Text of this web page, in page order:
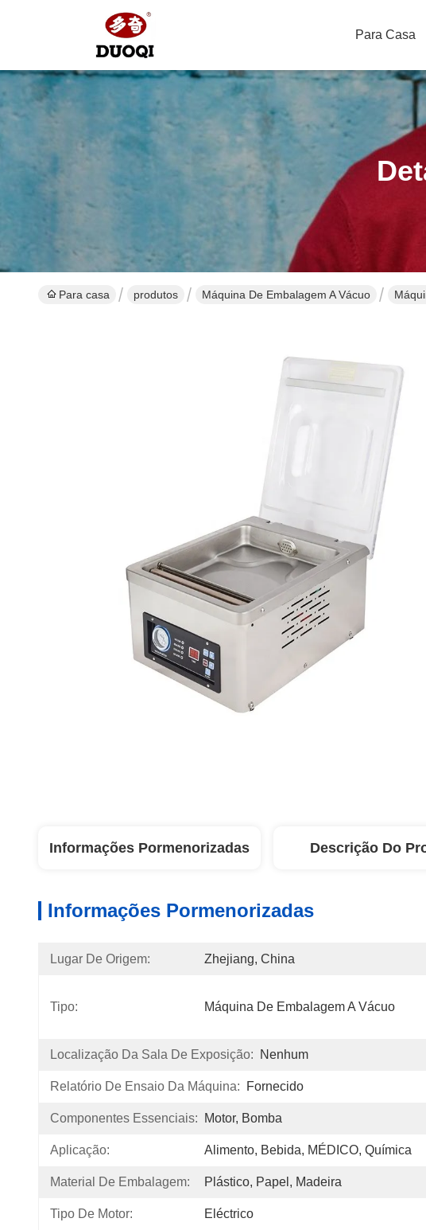
Para Casa
Para casa produtos Máquina De Embalagem A Vácuo
Informações Pormenorizadas Descrição Do
Informações Pormenorizadas
Lugar De Origem: Zhejiang, China
Tipo: Máquina De Embalagem A Vácuo
Localização Da Sala De Exposição: Nenhum
Relatório De Ensaio Da Máquina: Fornecido
Componentes Essenciais: Motor, Bomba
Aplicação: Alimento, Bebida, MÉDICO, Química
Material De Embalagem: Plástico, Papel, Madeira
Tipo De Motor: Eléctrico